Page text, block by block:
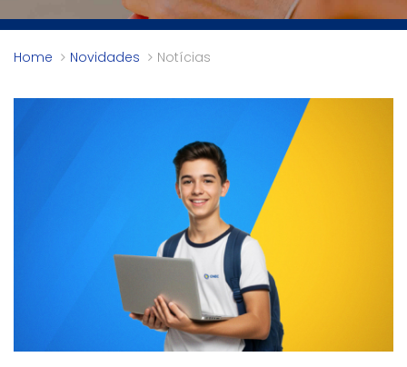
Home Novidades Notícias